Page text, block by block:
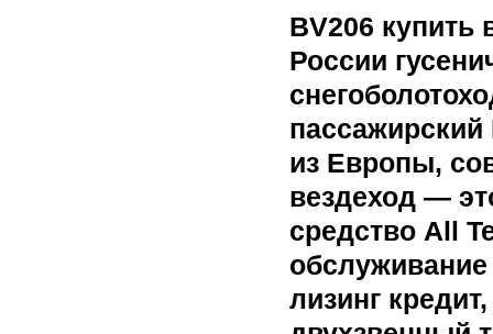
BV206
России
пассажирский
из Европы,
вездеход —
средство All
лизинг